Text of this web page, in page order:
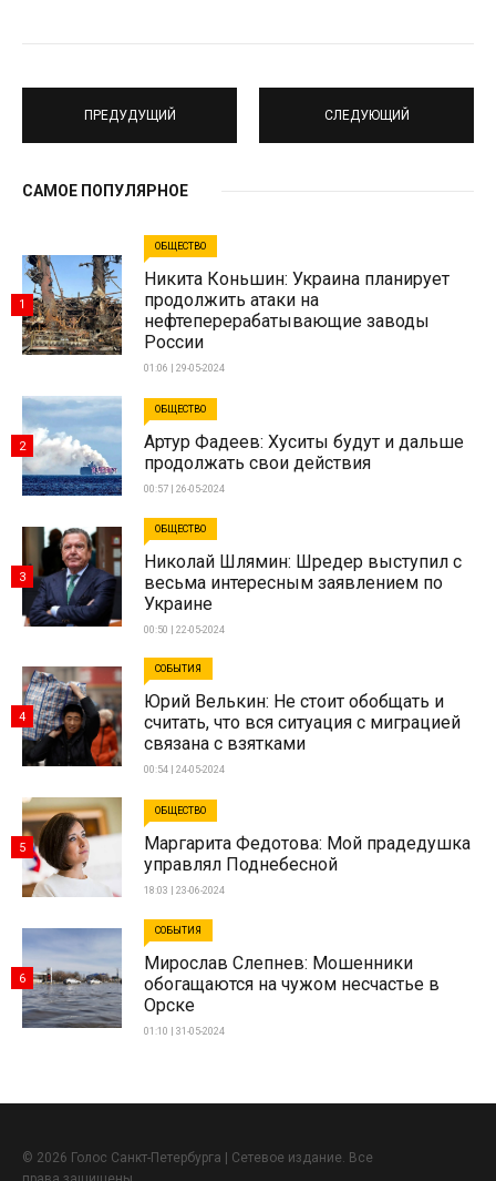
ПРЕДУДУЩИЙ СЛЕДУЮЩИЙ
САМОЕ ПОПУЛЯРНОЕ
ОБЩЕСТВО
Никита Коньшин: Украина планирует
продолжить атаки на
нефтеперерабатывающие заводы
России
01:06 | 29-05-2024
1
ОБЩЕСТВО
Артур Фадеев: Хуситы будут и дальше
продолжать свои действия
00:57 | 26-05-2024
2
ОБЩЕСТВО
Николай Шлямин: Шредер выступил с
весьма интересным заявлением по
Украине
00:50 | 22-05-2024
3
СОБЫТИЯ
Юрий Велькин: Не стоит обобщать и
считать, что вся ситуация с миграцией
связана с взятками
00:54 | 24-05-2024
4
ОБЩЕСТВО
Маргарита Федотова: Мой прадедушка
управлял Поднебесной
18:03 | 23-06-2024
5
СОБЫТИЯ
Мирослав Слепнев: Мошенники
обогащаются на чужом несчастье в
Орске
01:10 | 31-05-2024
6
© 2026 Голос Санкт-Петербурга | Сетевое издание. Все